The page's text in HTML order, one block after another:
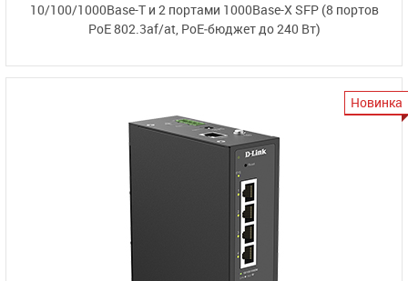
10/100/1000Base-Tи 2 портами 1000Base-X SFP(8 портов
PoE 802.3af/at, PoE‑бюджетдо 240 Вт)
Новинка